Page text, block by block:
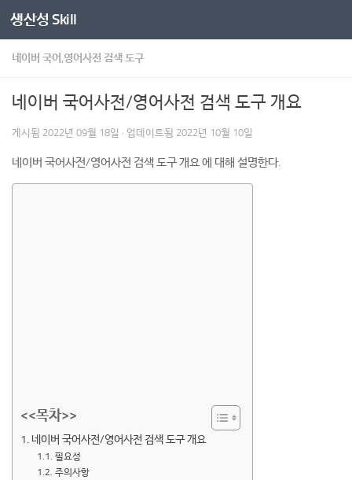
콘텐츠로 건너뛰기
생산성 Skill
네이버 국어,영어사전 검색 도구
네이버 국어사전/영어사전 검색 도구 개요
게시됨 2022년 09월 18일 · 업데이트됨 2022년 10월 10일
네이버 국어사전/영어사전 검색 도구 개요 에 대해 설명한다.
<<목차>>
1. 네이버 국어사전/영어사전 검색 도구 개요
1.1. 필요성
1.2. 주의사항